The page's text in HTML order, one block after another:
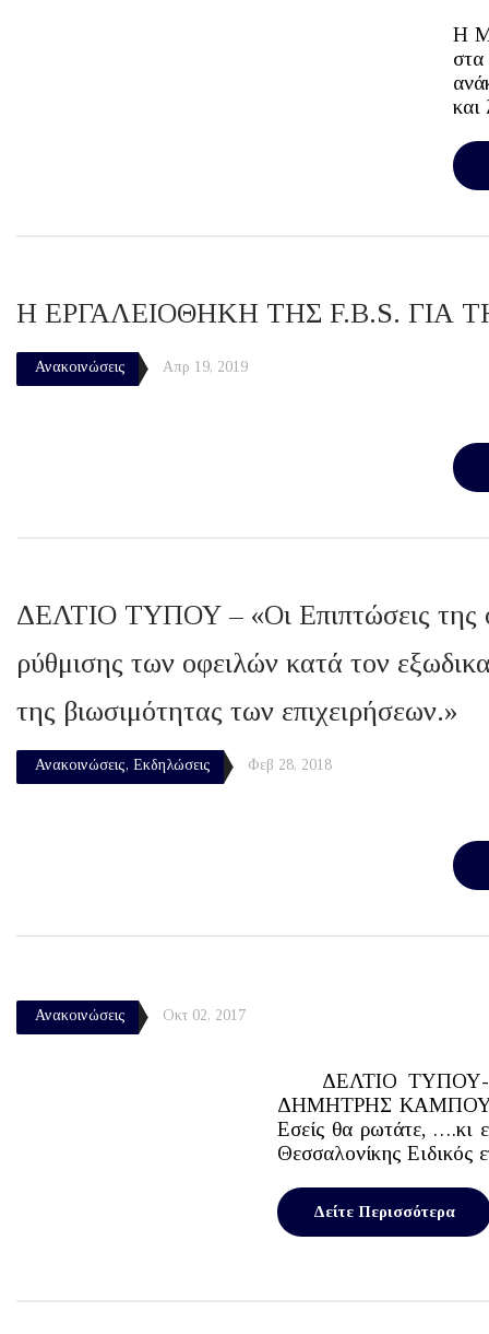
Η
και
H ΕΡΓΑΛΕΙΟΘΗΚΗ ΤΗΣ F.B.S.
Ανακοινώσεις Απρ 19, 2019
ΔΕΛΤΙΟ ΤΥΠΟΥ – «Οι Επιπτώσεις της
ρύθμισης των οφειλών κατά τον
της βιωσιμότητας των επιχειρήσεων.»
Ανακοινώσεις, Εκδηλώσεις Φεβ 28, 2018
Ανακοινώσεις Οκτ 02, 2017
ΔΕΛΤΙΟ ΤΥΠΟΥ-
ΔΗΜΗΤΡΗΣ ΚΑΜΠΟΥΡΗΣ
Εσείς θα ρωτάτε,
Θεσσαλονίκης Ειδικός
Δείτε Περισσότερα